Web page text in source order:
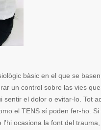
bàsic en el que se
un control sobre las vies
sentir el dolor o evitar-lo. Tot
el TENS sí poden fer-ho.
ocasiona la font del